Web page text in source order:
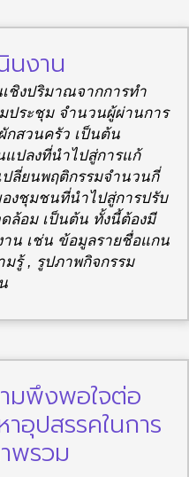
นงาน
ชิงปริมาณจากการทำ
ประชุม จำนวนผู้ผ่านการ
กสวนครัว เป็นต้น
แปลงที่นำไปสู่การแก้
ลี่ยนพฤติกรรมจำนวนกี่
งชุมชนที่นำไปสู่การปรับ
ล้อม เป็นต้น ทั้งนี้ต้องมี
าน เช่น ข้อมูลรายชื่อแกน
รู้ , รูปภาพกิจกรรม
มพึงพอใจต่อ
อุปสรรคในการ
พรวม